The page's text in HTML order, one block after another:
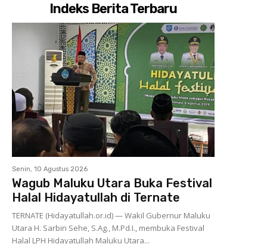
Indeks Berita Terbaru
Senin, 10 Agustus 2026
Wagub Maluku Utara Buka Festival
Halal Hidayatullah di Ternate
TERNATE (Hidayatullah.or.id) — Wakil Gubernur Maluku
Utara H. Sarbin Sehe, S.Ag., M.Pd.I., membuka Festival
Halal LPH Hidayatullah Maluku Utara...